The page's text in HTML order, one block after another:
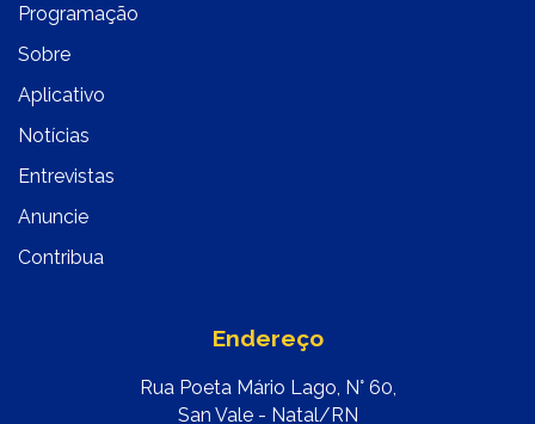
Programação
Sobre
Aplicativo
Notícias
Entrevistas
Anuncie
Contribua
Endereço
Rua Poeta Mário Lago, N° 60,
San Vale - Natal/RN